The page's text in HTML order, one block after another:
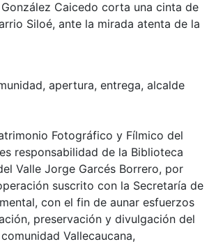
Caicedo corta una cinta de
Siloé, ante la mirada atenta de la
apertura, entrega, alcalde
Fotográfico y Fílmico del
responsabilidad de la Biblioteca
Valle Jorge Garcés Borrero, por
suscrito con la Secretaría de
con el fin de aunar esfuerzos
preservación y divulgación del
Vallecaucana,